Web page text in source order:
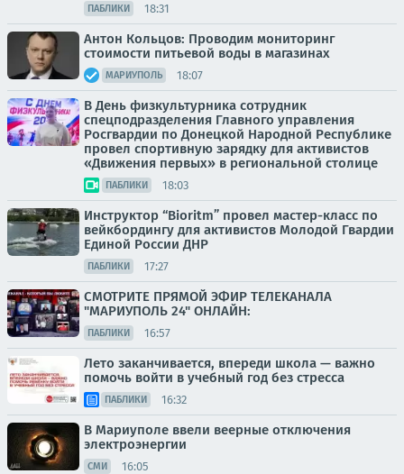
ПАБЛИКИ 18:31
Антон Кольцов: Проводим мониторинг
стоимости питьевой воды в магазинах
МАРИУПОЛЬ 18:07
В День физкультурника сотрудник
спецподразделения Главного управления
Росгвардии по Донецкой Народной Республике
провел спортивную зарядку для активистов
«Движения первых» в региональной столице
ПАБЛИКИ 18:03
Инструктор “Bioritm” провел мастер-класс по
вейкбордингу для активистов Молодой Гвардии
Единой России ДНР
ПАБЛИКИ 17:27
СМОТРИТЕ ПРЯМОЙ ЭФИР ТЕЛЕКАНАЛА
"МАРИУПОЛЬ 24" ОНЛАЙН:
ПАБЛИКИ 16:57
Лето заканчивается, впереди школа — важно
помочь войти в учебный год без стресса
ПАБЛИКИ 16:32
В Мариуполе ввели веерные отключения
электроэнергии
СМИ 16:05